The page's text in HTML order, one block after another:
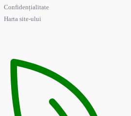
Confidențialitate
Harta site-ului